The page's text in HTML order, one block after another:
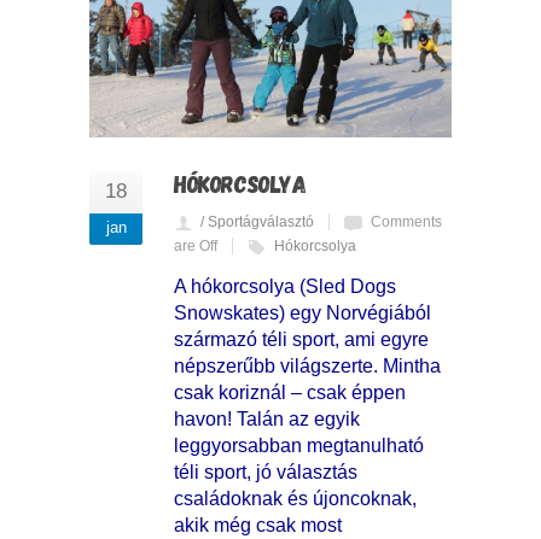
18
jan
HÓKORCSOLYA
/ Sportágválasztó
Comments
are Off
Hókorcsolya
A hókorcsolya (Sled Dogs
Snowskates) egy Norvégiából
származó téli sport, ami egyre
népszerűbb világszerte. Mintha
csak koriznál – csak éppen
havon! Talán az egyik
leggyorsabban megtanulható
téli sport, jó választás
családoknak és újoncoknak,
akik még csak most